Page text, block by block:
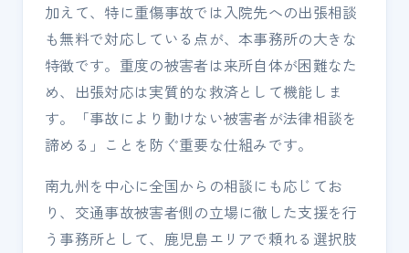
加えて、特に重傷事故では入院先への出張相談
も無料で対応している点が、本事務所の大きな
特徴です。重度の被害者は来所自体が困難なた
め、出張対応は実質的な救済として機能しま
す。「事故により動けない被害者が法律相談を
諦める」ことを防ぐ重要な仕組みです。
南九州を中心に全国からの相談にも応じてお
り、交通事故被害者側の立場に徹した支援を行
う事務所として、鹿児島エリアで頼れる選択肢